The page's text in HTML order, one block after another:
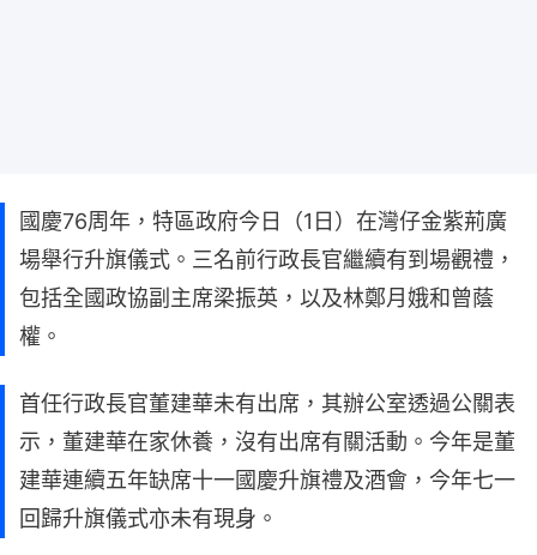
國慶76周年，特區政府今日（1日）在灣仔金紫荊廣
場舉行升旗儀式。三名前行政長官繼續有到場觀禮，
包括全國政協副主席梁振英，以及林鄭月娥和曾蔭
權。
首任行政長官董建華未有出席，其辦公室透過公關表
示，董建華在家休養，沒有出席有關活動。今年是董
建華連續五年缺席十一國慶升旗禮及酒會，今年七一
回歸升旗儀式亦未有現身。